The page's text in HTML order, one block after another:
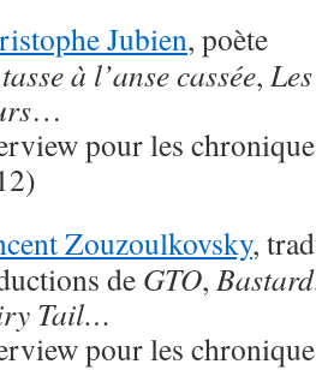
Jubien, poète
à l’anse cassée,
…
pour les
Zouzoulkovsky,
de GTO, Bastard
Tail…
pour les